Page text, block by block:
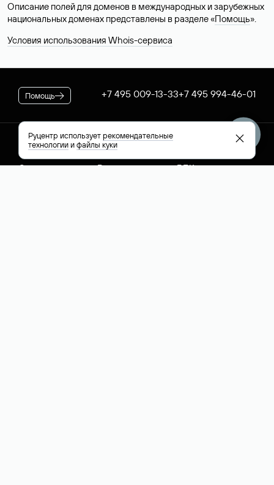
Описание полей для доменов в международных и зарубежных
национальных доменах представлены в разделе «Помощь».
Условия использования Whois-сервиса
Помощь +7 495 009-13-33+7 495 994-46-01
Руцентр
О компании
Социальные сети
Вконтакте
РБК: последние
Руцентр используетрекомендательные
технологииифайлы куки